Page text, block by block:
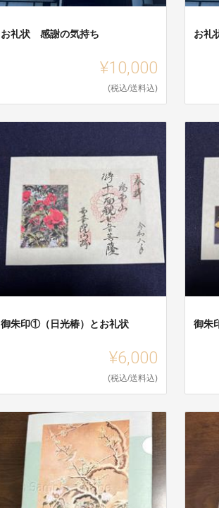
お礼状 感謝の気持ち
¥10,000
(税込/送料込)
お礼
御朱印①（日光椿）とお礼状
¥6,000
(税込/送料込)
御朱